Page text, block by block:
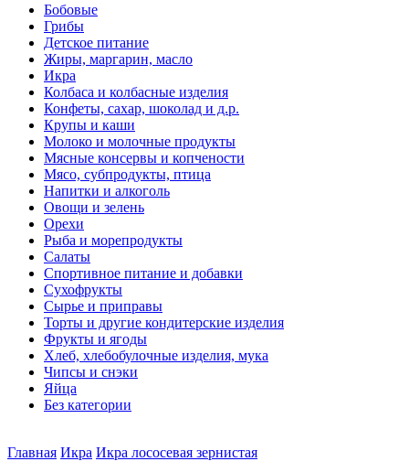
Бобовые
Грибы
Детское питание
Жиры, маргарин, масло
Икра
Колбаса и колбасные изделия
Конфеты, сахар, шоколад и д.р.
Крупы и каши
Молоко и молочные продукты
Мясные консервы и копчености
Мясо, субпродукты, птица
Напитки и алкоголь
Овощи и зелень
Орехи
Рыба и морепродукты
Салаты
Спортивное питание и добавки
Сухофрукты
Сырье и приправы
Торты и другие кондитерские изделия
Фрукты и ягоды
Хлеб, хлебобулочные изделия, мука
Чипсы и снэки
Яйца
Без категории
Главная Икра Икра лососевая зернистая